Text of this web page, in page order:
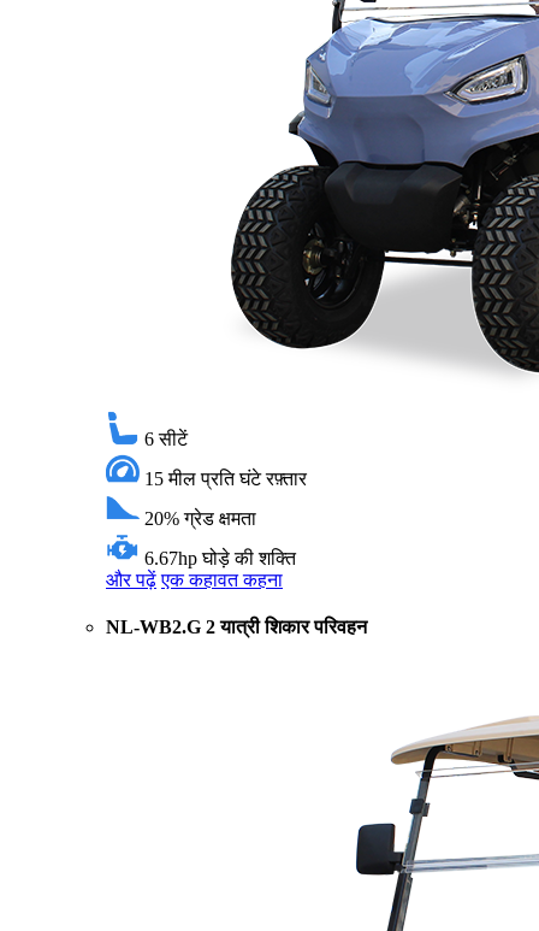
6 सीटें
15 मील प्रति घंटे रफ़्तार
20% ग्रेड क्षमता
6.67hp घोड़े की शक्ति
और पढ़ें एक कहावत कहना
NL-WB2.G 2 यात्री शिकार परिवहन